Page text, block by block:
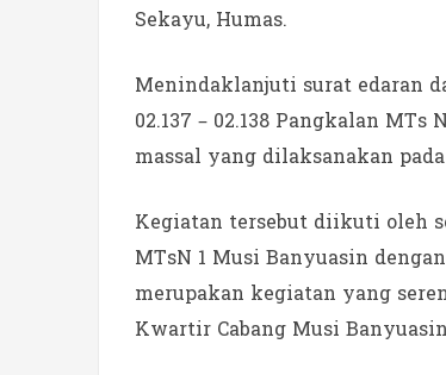
Sekayu, Humas.
Menindaklanjuti surat edaran
02.137 – 02.138 Pangkalan
massal yang dilaksanakan
Kegiatan tersebut diikuti oleh
MTsN 1 Musi Banyuasin
merupakan kegiatan yang
Kwartir Cabang Musi